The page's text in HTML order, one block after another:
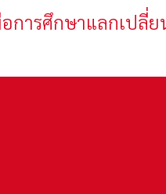
การศึกษาแลกเปลี่ย